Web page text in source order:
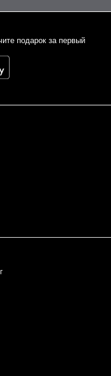
подарок за первый